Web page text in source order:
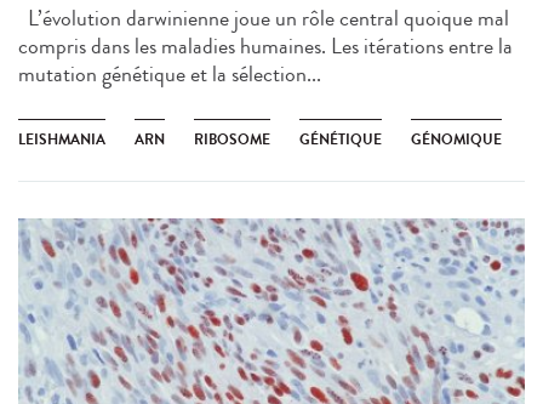
L’évolution darwinienne joue un rôle central quoique mal
compris dans les maladies humaines. Les itérations entre la
mutation génétique et la sélection...
LEISHMANIA ARN RIBOSOME GÉNÉTIQUE GÉNOMIQUE